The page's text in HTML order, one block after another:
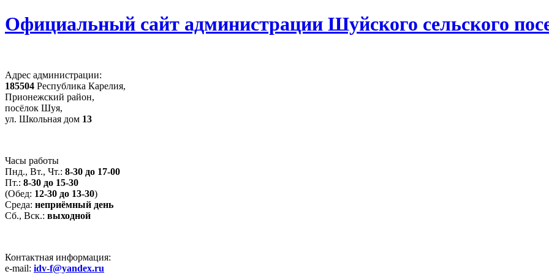
Официальный сайт администрации Шуйского сельского
Адрес администрации:
185504 Республика Карелия,
Прионежский район,
посёлок Шуя,
ул. Школьная дом 13
Часы работы
Пнд., Вт., Чт.: 8-30 до 17-00
Пт.: 8-30 до 15-30
(Обед: 12-30 до 13-30)
Среда: неприёмный день
Сб., Вск.: выходной
Контактная информация:
e-mail: idv-f@yandex.ru